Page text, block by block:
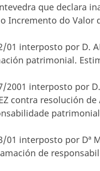
que declara
do Valor
01 interposto por D.
patrimonial.
interposto por D.
contra resolución
interposto por Dª
de